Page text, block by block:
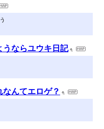
うならユウキ日記
なんてエロゲ？